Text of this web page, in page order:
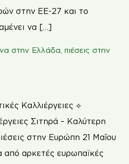
στην ΕΕ-27 και το
να […]
στην Ελλάδα, πιέσεις στην
Καλλιέργειες ⟡
Σιτηρά – Καλύτερη
στην Ευρώπη 21 Μαΐου
από αρκετές ευρωπαϊκές